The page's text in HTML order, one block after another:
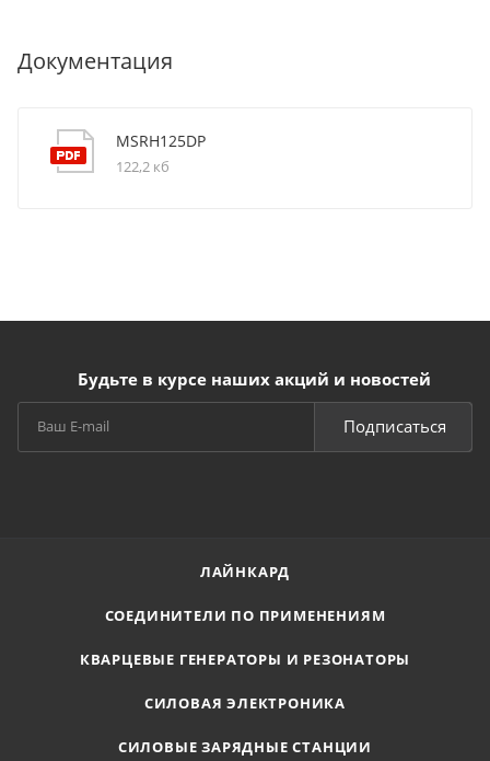
Документация
MSRH125DP
122,2 кб
Будьте в курсе наших акций и новостей
Подписаться
ЛАЙНКАРД
СОЕДИНИТЕЛИ ПО ПРИМЕНЕНИЯМ
КВАРЦЕВЫЕ ГЕНЕРАТОРЫ И РЕЗОНАТОРЫ
СИЛОВАЯ ЭЛЕКТРОНИКА
СИЛОВЫЕ ЗАРЯДНЫЕ СТАНЦИИ